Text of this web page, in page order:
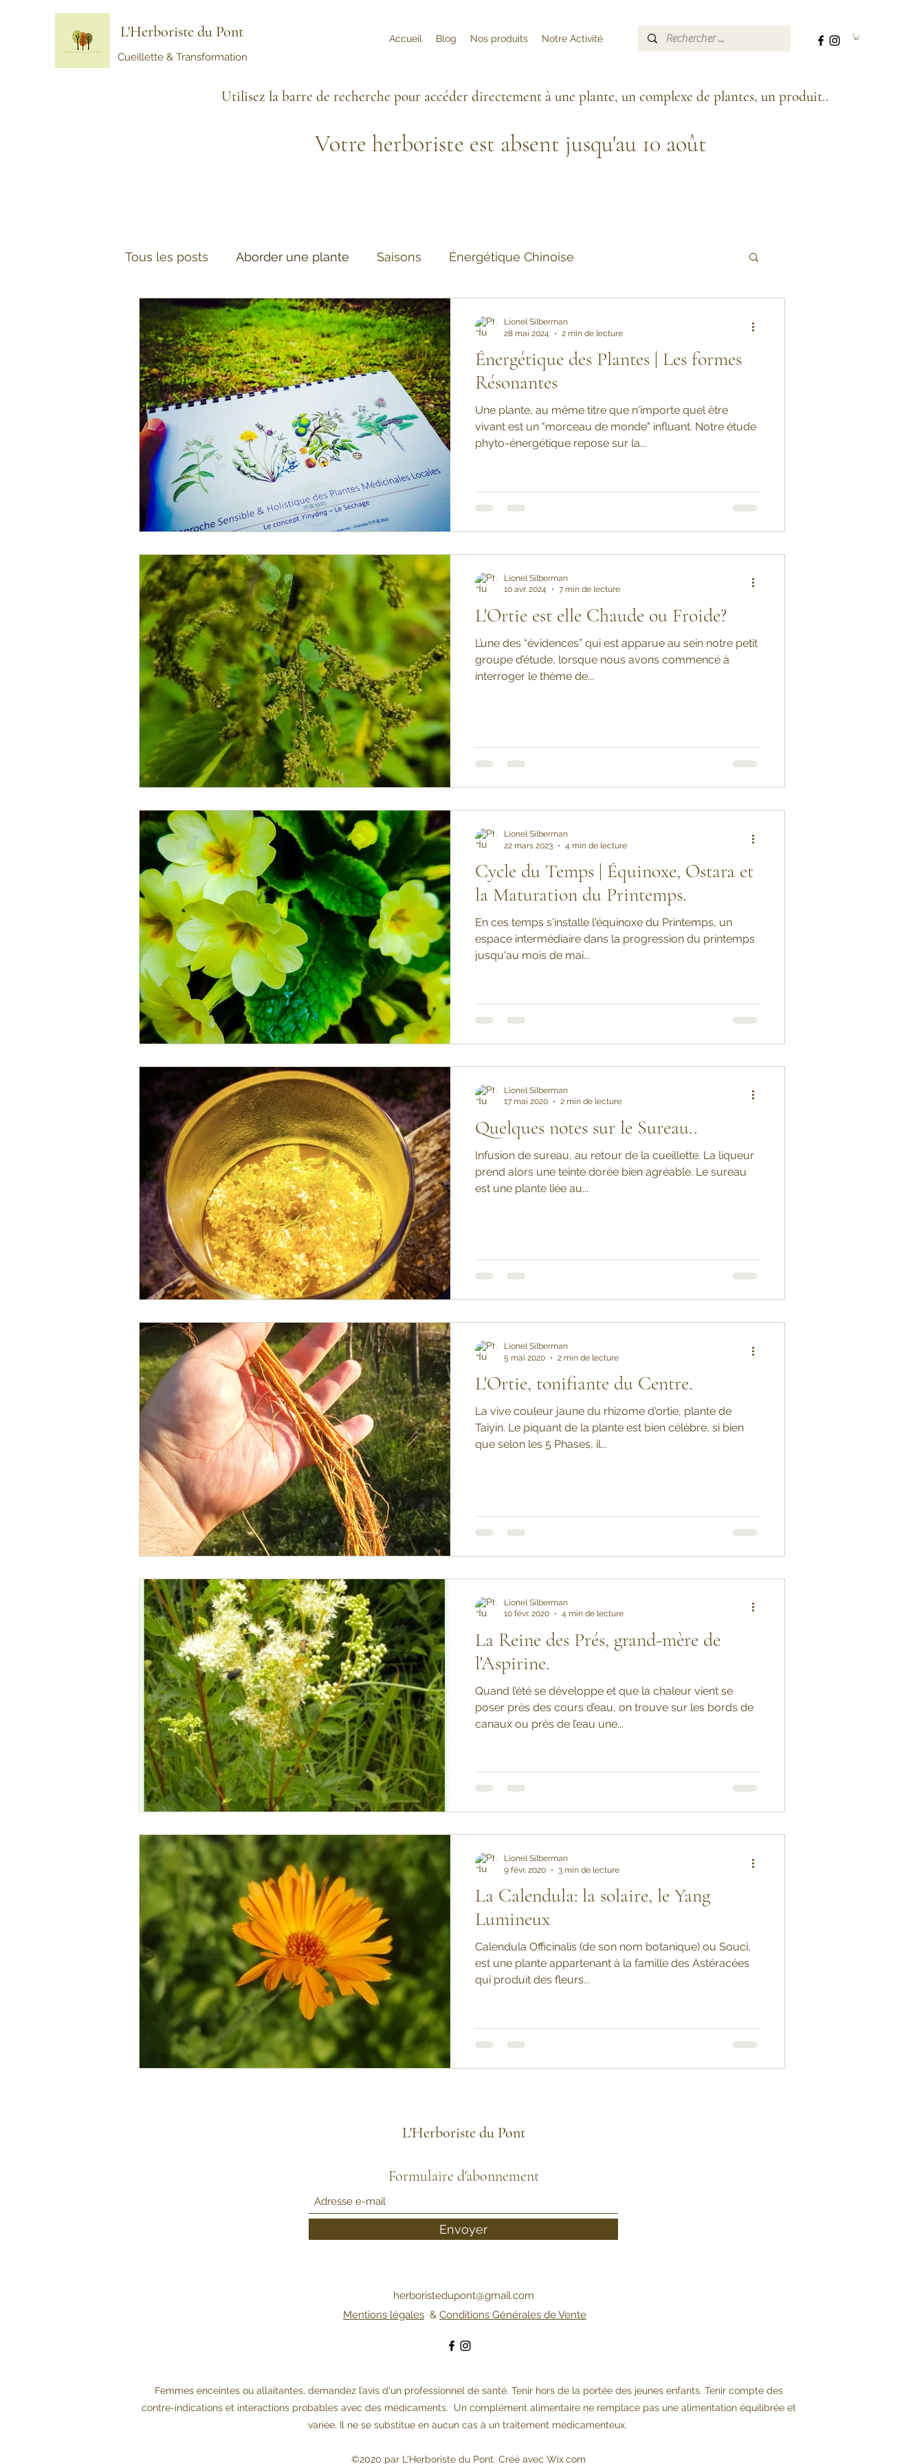
L'Herboriste du Pont
Cueillette & Transformation
Accueil Blog Nos produits Notre Activité
Utilisez la barre de recherche pour accéder directement à une plante, un complexe de plantes, un produit..
Votre herboriste est absent jusqu'au 10 août
Tous les posts Aborder une plante Saisons Énergétique Chinoise
Énergétique des Plantes | Les formes
Résonantes
Une plante, au même titre que n'importe quel être
vivant est un "morceau de monde" influant. Notre étude
phyto-énergétique repose sur la...
Lionel Silberman
28 mai 2024
2 min de lecture
L'Ortie est elle Chaude ou Froide?
L’une des “évidences” qui est apparue au sein notre petit
groupe d’étude, lorsque nous avons commencé à
interroger le thème de...
Lionel Silberman
10 avr. 2024
7 min de lecture
Cycle du Temps | Équinoxe, Ostara et
la Maturation du Printemps.
En ces temps s'installe l'équinoxe du Printemps, un
espace intermédiaire dans la progression du printemps
jusqu'au mois de mai...
Lionel Silberman
22 mars 2023
4 min de lecture
Quelques notes sur le Sureau..
Infusion de sureau, au retour de la cueillette. La liqueur
prend alors une teinte dorée bien agréable. Le sureau
est une plante liée au...
Lionel Silberman
17 mai 2020
2 min de lecture
L'Ortie, tonifiante du Centre.
La vive couleur jaune du rhizome d'ortie, plante de
Taiyin. Le piquant de la plante est bien célèbre, si bien
que selon les 5 Phases, il...
Lionel Silberman
5 mai 2020
2 min de lecture
La Reine des Prés, grand-mère de
l'Aspirine.
Quand l’été se développe et que la chaleur vient se
poser près des cours d’eau, on trouve sur les bords de
canaux ou près de l’eau une...
Lionel Silberman
10 févr. 2020
4 min de lecture
La Calendula: la solaire, le Yang
Lumineux
Calendula Officinalis (de son nom botanique) ou Souci,
est une plante appartenant à la famille des Astéracées
qui produit des fleurs...
Lionel Silberman
9 févr. 2020
3 min de lecture
L'Herboriste du Pont
Formulaire d'abonnement
Envoyer
herboristedupont@gmail.com
Mentions légales & Conditions Générales de Vente
Femmes enceintes ou allaitantes, demandez l’avis d'un professionnel de santé. Tenir hors de la portée des jeunes enfants. Tenir compte des
contre-indications et interactions probables avec des médicaments. Un complément alimentaire ne remplace pas une alimentation équilibrée et
variée. Il ne se substitue en aucun cas à un traitement médicamenteux.
©2020 par L'Herboriste du Pont. Créé avec Wix.com